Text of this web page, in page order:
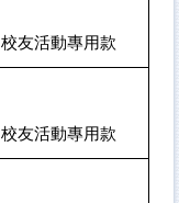
校友活動專用款
校友活動專用款